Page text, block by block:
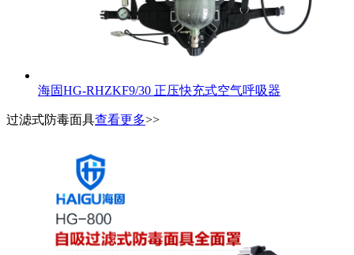
海固HG-RHZKF9/30 正压快充式空气呼吸器
过滤式防毒面具查看更多>>